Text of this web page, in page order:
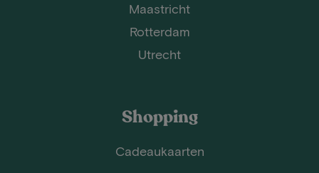
Maastricht
Rotterdam
Utrecht
Shopping
Cadeaukaarten